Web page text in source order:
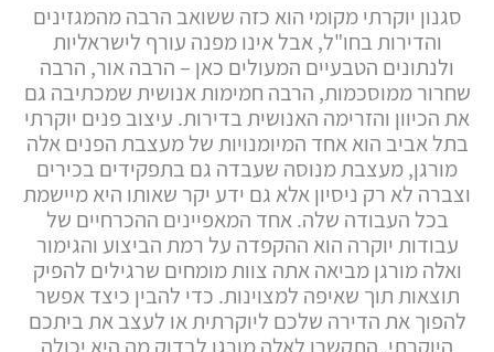
סגנון יוקרתי מקומי הוא כזה ששואב הרבה מהמגזינים
והדירות בחו"ל, אבל אינו מפנה עורף לישראליות
ולנתונים הטבעיים המעולים כאן – הרבה אור, הרבה
שחרור ממוסכמות, הרבה חמימות אנושית שמכתיבה גם
את הכיוון והזרימה האנושית בדירות. עיצוב פנים יוקרתי
בתל אביב הוא אחד המיומנויות של מעצבת הפנים אלה
מורגן, מעצבת מנוסה שעבדה גם בתפקידים בכירים
וצברה לא רק ניסיון אלא גם ידע יקר שאותו היא מיישמת
בכל העבודה שלה. אחד המאפיינים ההכרחיים של
עבודות יוקרה הוא ההקפדה על רמת הביצוע והגימור
ואלה מורגן מביאה אתה צוות מומחים שרגילים להפיק
תוצאות תוך שאיפה למצוינות. כדי להבין כיצד אפשר
להפוך את הדירה שלכם ליוקרתית או לעצב את ביתכם